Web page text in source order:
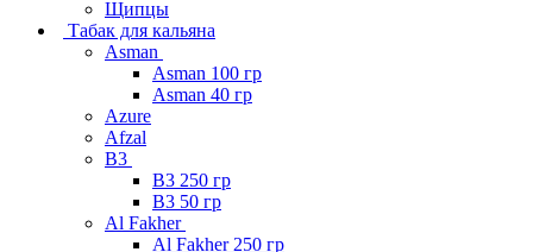
Щипцы
Табак для кальяна
Asman
Asman 100 гр
Asman 40 гр
Azure
Afzal
B3
B3 250 гр
B3 50 гр
Al Fakher
Al Fakher 250 гр